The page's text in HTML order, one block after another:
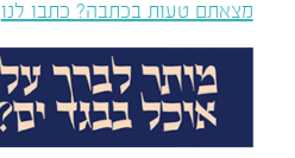
מצאתם טעות בכתבה? כתבו לנו